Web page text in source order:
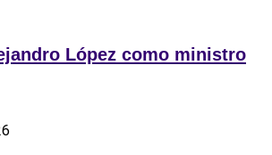
López como ministro